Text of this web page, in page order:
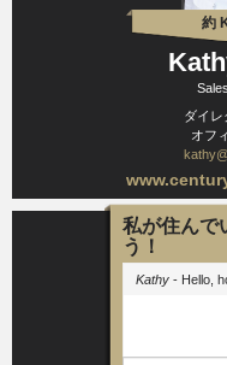
約
ダイレ
オフ
私が住んで
う！
Kathy- Hello,